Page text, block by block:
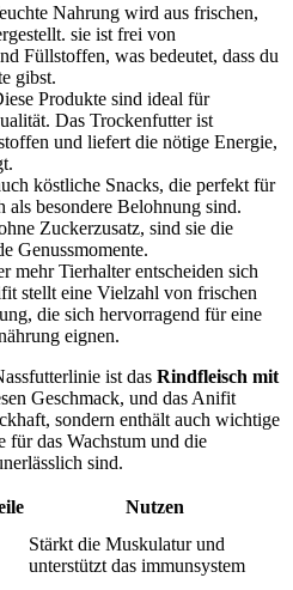
Nahrung wird aus frischen,
sie ist frei von
Füllstoffen, was bedeutet, dass ‍du
gibst.
Produkte sind ideal für
Das Trockenfutter ist
und liefert ⁤die⁣ nötige Energie,
köstliche Snacks, die perfekt für
‍als besondere Belohnung sind.⁣
Zuckerzusatz, sind sie die
Genussmomente.
mehr Tierhalter entscheiden sich
stellt eine Vielzahl von ⁢frischen
die sich hervorragend ‌für eine
eignen.
ist das Rindfleisch mit
Geschmack, und das Anifit
sondern ‍enthält auch wichtige
das Wachstum ⁣und die
sind.
Nutzen
Stärkt die Muskulatur und
unterstützt das immunsystem